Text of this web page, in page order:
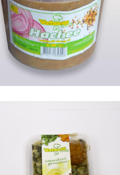
Hachee
Maaltijden
Vers bereidde Hachee met
rundervlees. Heerlijk met rijst of
Stamppot andijvie